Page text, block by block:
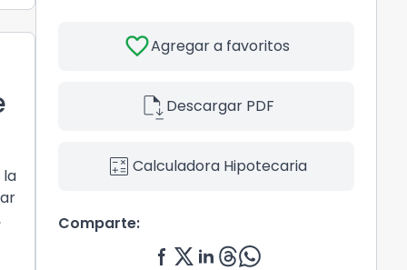
la
favoriteAgregar a favoritos
file_saveDescargar PDF
calculate Calculadora Hipotecaria
Comparte: